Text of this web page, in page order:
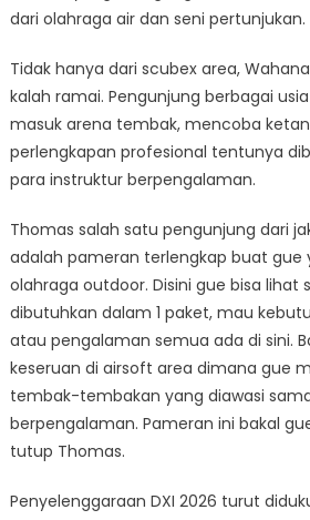
dari olahraga air dan seni pertunjukan.
Tidak hanya dari scubex area,
kalah ramai. Pengunjung berbagai
masuk arena tembak, mencoba
perlengkapan profesional tentunya
para instruktur berpengalaman.
Thomas salah satu pengunjung dari
adalah pameran terlengkap buat gue
olahraga outdoor. Disini gue bisa lihat
dibutuhkan dalam 1 paket, mau
atau pengalaman semua ada di sini.
keseruan di airsoft area dimana gue
tembak-tembakan yang diawasi
berpengalaman. Pameran ini bakal
tutup Thomas.
Penyelenggaraan DXI 2026 turut